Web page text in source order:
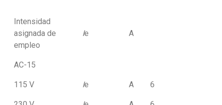
Intensidad
asignada de
empleo
Ie A
AC-15
115 V Ie A 6